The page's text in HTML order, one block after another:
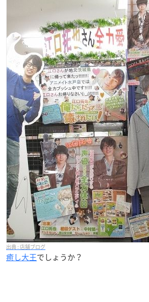
店舗ブログ
癒し大王でしょうか？